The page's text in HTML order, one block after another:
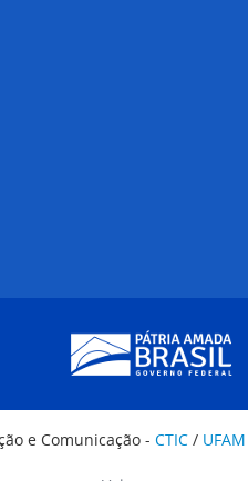
e Comunicação - CTIC / UFAM